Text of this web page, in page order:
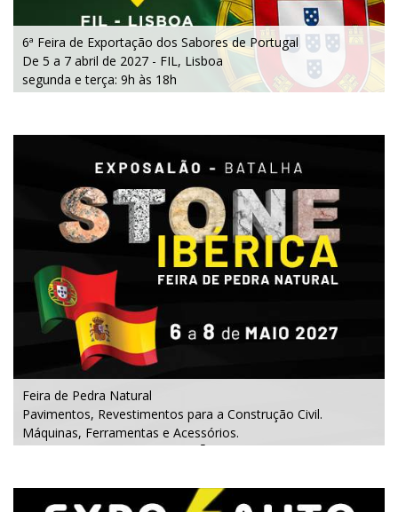
6ª Feira de Exportação dos Sabores de Portugal
De 5 a 7 abril de 2027 - FIL, Lisboa
segunda e terça: 9h às 18h
quarta: 9h às 16h
Feira de Pedra Natural
Pavimentos, Revestimentos para a Construção Civil.
Máquinas, Ferramentas e Acessórios.
6 a 8 de maio 2027 - EXPOSALÃO - Batalha